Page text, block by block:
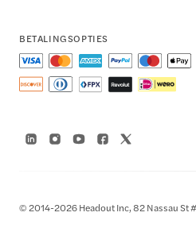
BETALINGSOPTIES
© 2014-2026 Headout Inc, 82 Nassau St